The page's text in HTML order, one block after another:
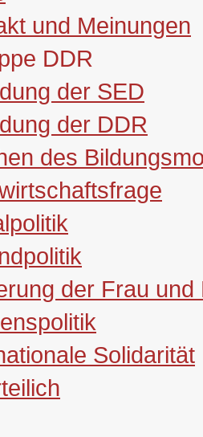
und Meinungen
DDR
der SED
der DDR
des
der Frau und
Solidarität